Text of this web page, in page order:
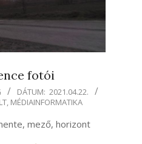
fotói
DÁTUM: 2021.04.22.
, MÉDIAINFORMATIKA
mező, horizont